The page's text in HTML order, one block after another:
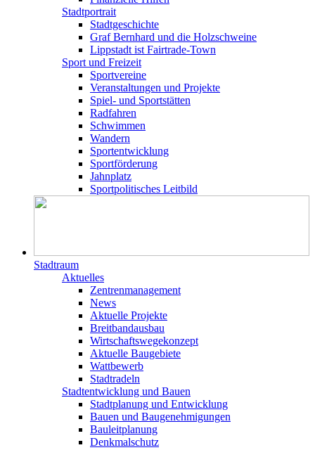
Stadtportrait
Stadtgeschichte
Graf Bernhard und die Holzschweine
Lippstadt ist Fairtrade-Town
Sport und Freizeit
Sportvereine
Veranstaltungen und Projekte
Spiel- und Sportstätten
Radfahren
Schwimmen
Wandern
Sportentwicklung
Sportförderung
Jahnplatz
Sportpolitisches Leitbild
Stadtraum
Aktuelles
Zentrenmanagement
News
Aktuelle Projekte
Breitbandausbau
Wirtschaftswegekonzept
Aktuelle Baugebiete
Wattbewerb
Stadtradeln
Stadtentwicklung und Bauen
Stadtplanung und Entwicklung
Bauen und Baugenehmigungen
Bauleitplanung
Denkmalschutz